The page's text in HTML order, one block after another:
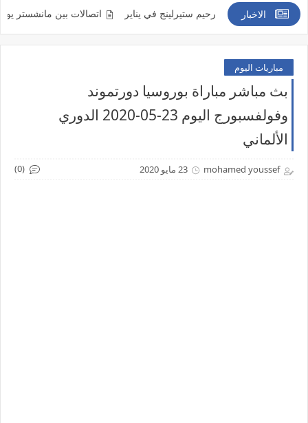
الاخبار
التعاقد مع رحيم ستيرلينج في يناير اتصالات بين مانشستر يونايتد
مباريات اليوم
بث مباشر مباراة بوروسيا دورتموند
وفولفسبورج اليوم 23-05-2020 الدوري
الألماني
mohamed youssef 23 مايو 2020 (0)